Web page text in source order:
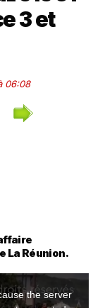
3 et
06:08
La Réunion.